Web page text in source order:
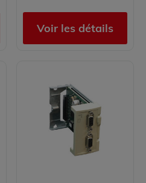
Voir les détails